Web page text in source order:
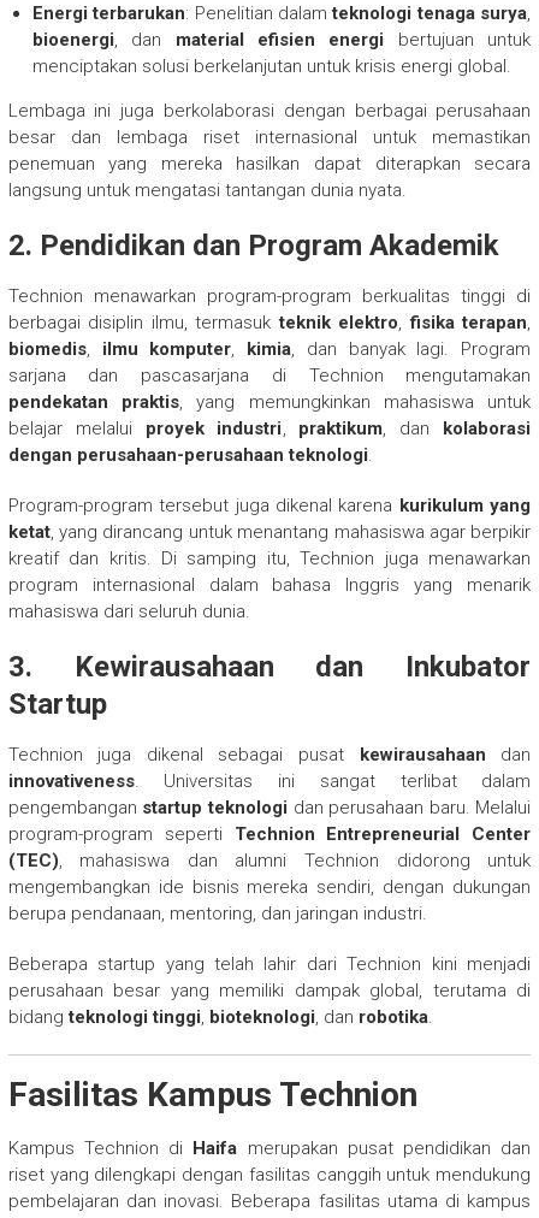
Energi terbarukan: Penelitian dalamteknologi tenaga surya,
bioenergi, dan material efisien energi bertujuan untuk
menciptakan solusi berkelanjutan untuk krisis energi global.
Lembaga ini juga berkolaborasi dengan berbagai perusahaan
besar dan lembaga riset internasional untuk memastikan
penemuan yang mereka hasilkan dapat diterapkan secara
langsung untuk mengatasi tantangan dunia nyata.
2. Pendidikan dan Program Akademik
Technion menawarkan program-program berkualitas tinggi di
berbagai disiplin ilmu, termasukteknik elektro,fisika terapan,
biomedis, ilmu komputer, kimia, dan banyak lagi. Program
sarjana dan pascasarjana di Technion mengutamakan
pendekatan praktis, yang memungkinkan mahasiswa untuk
belajar melalui proyek industri, praktikum, dan kolaborasi
dengan perusahaan-perusahaan teknologi.
Program-program tersebut juga dikenal karena kurikulum yang
ketat, yang dirancang untuk menantang mahasiswa agar berpikir
kreatif dan kritis. Di samping itu, Technion juga menawarkan
program internasional dalam bahasa Inggris yang menarik
mahasiswa dari seluruh dunia.
3. Kewirausahaan dan Inkubator
Startup
Technion juga dikenal sebagai pusat kewirausahaan dan
innovativeness. Universitas ini sangat terlibat dalam
pengembangan startup teknologi dan perusahaan baru. Melalui
program-program seperti Technion Entrepreneurial Center
(TEC), mahasiswa dan alumni Technion didorong untuk
mengembangkan ide bisnis mereka sendiri, dengan dukungan
berupa pendanaan, mentoring, dan jaringan industri.
Beberapa startup yang telah lahir dari Technion kini menjadi
perusahaan besar yang memiliki dampak global, terutama di
bidangteknologi tinggi, bioteknologi, dan robotika.
Fasilitas Kampus Technion
Kampus Technion di Haifa merupakan pusat pendidikan dan
riset yang dilengkapi dengan fasilitas canggih untuk mendukung
pembelajaran dan inovasi. Beberapa fasilitas utama di kampus